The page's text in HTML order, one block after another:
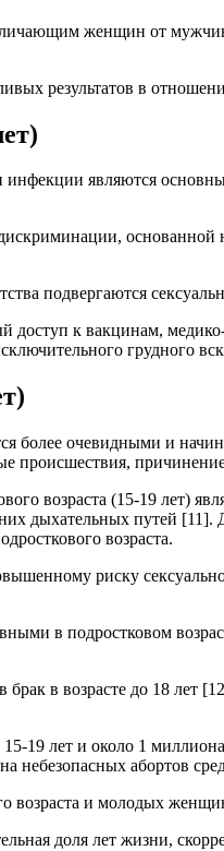
женщин от
результатов в
являются
подвергаются
доступ к вакцинам,
грудного
более очевидными и
происшествия,
возраста (15-19 лет)
дыхательных путей [11].
возраста.
риску
в подростковом
в возрасте до 18 лет
19 лет и около 1
небезопасных абортов
возраста и молодых
доля лет жизни,